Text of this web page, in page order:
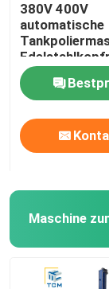
380V 400V
automatische
Maschine